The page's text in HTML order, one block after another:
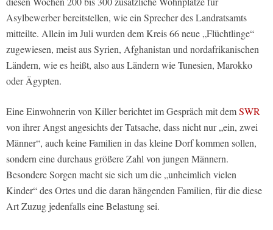
Asylbewerber bereitstellen, wie ein Sprecher des Landratsamts
mitteilte. Allein im Juli wurden dem Kreis 66 neue „Flüchtlinge“
zugewiesen, meist aus Syrien, Afghanistan und nordafrikanischen
Ländern, wie es heißt, also aus Ländern wie Tunesien, Marokko
oder Ägypten.
Eine Einwohnerin von Killer berichtet im Gespräch mit demSWR
von ihrer Angst angesichts der Tatsache, dass nicht nur „ein, zwei
Männer“, auch keine Familien in das kleine Dorf kommen sollen,
sondern eine durchaus größere Zahl von jungen Männern.
Besondere Sorgen macht sie sich um die „unheimlich vielen
Kinder“ des Ortes und die daran hängenden Familien, für die diese
Art Zuzug jedenfalls eine Belastung sei.